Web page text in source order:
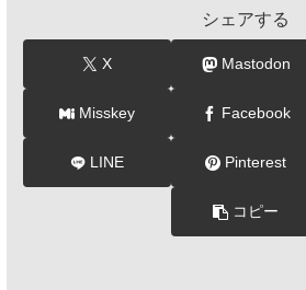
シェアする
X Mastodon
Misskey Facebook
LINE Pinterest
コピー